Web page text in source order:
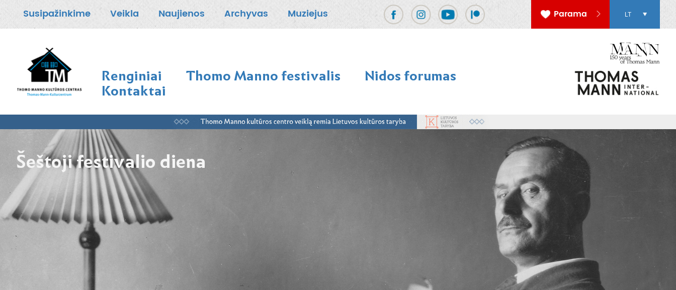
Susipažinkime Veikla Naujienos Archyvas Muziejus Parama LT
Renginiai Thomo Manno festivalis Nidos forumas
Kontaktai
Šeštoji festivalio diena